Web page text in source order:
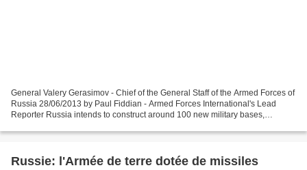
General Valery Gerasimov - Chief of the General Staff of the Armed Forces of
Russia 28/06/2013 by Paul Fiddian - Armed Forces International's Lead
Reporter Russia intends to construct around 100 new military bases,
Russie: l'Armée de terre dotée de missiles